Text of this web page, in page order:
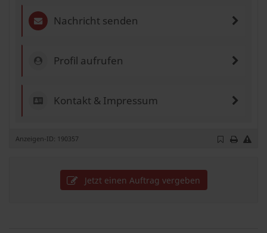
Nachricht senden
Profil aufrufen
Kontakt & Impressum
Anzeigen-ID: 190357
Jetzt einen Auftrag vergeben